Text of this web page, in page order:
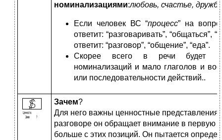
номинализациями:любовь, счастье,
Если человек ВС “процесс” на
ответит: “разговаривать”, “общаться”,
ответит: “разговор”, “общение”, “еда”.
Скорее всего в речи будет
номинализаций и мало глаголов и
или последовательности действий..
Зачем?
Для него важны ценностные представления
разговоре он обращает внимание в первую
больше с этих позиций. Он пытается